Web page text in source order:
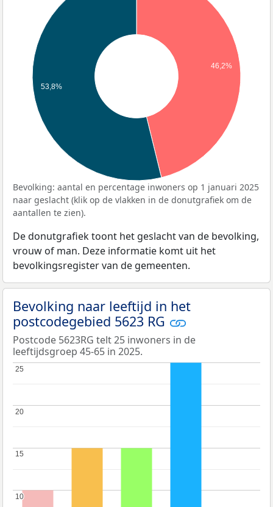
46,2%
53,8%
Bevolking: aantal en percentage inwoners op 1 januari 2025
naar geslacht (klik op de vlakken in de donutgrafiek om de
aantallen te zien).
De donutgrafiek toont het geslacht van de bevolking,
vrouw of man. Deze informatie komt uit het
bevolkingsregister van de gemeenten.
Bevolking naar leeftijd in het
postcodegebied 5623 RG
Postcode 5623RG telt 25 inwoners in de
leeftijdsgroep 45-65 in 2025.
10
10
15
15
20
20
25
25